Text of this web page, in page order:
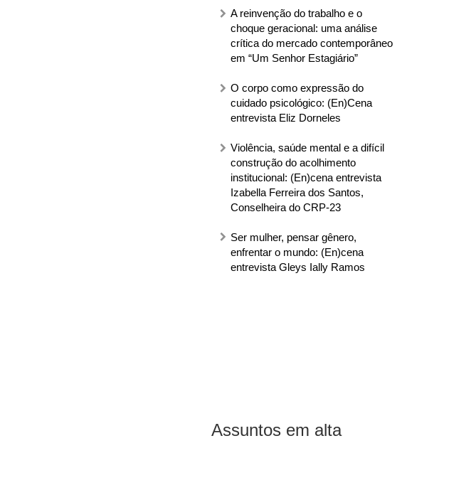
A reinvenção do trabalho e o
choque geracional: uma análise
crítica do mercado contemporâneo
em “Um Senhor Estagiário”
O corpo como expressão do
cuidado psicológico: (En)Cena
entrevista Eliz Dorneles
Violência, saúde mental e a difícil
construção do acolhimento
institucional: (En)cena entrevista
Izabella Ferreira dos Santos,
Conselheira do CRP-23
Ser mulher, pensar gênero,
enfrentar o mundo: (En)cena
entrevista Gleys Ially Ramos
Assuntos em alta